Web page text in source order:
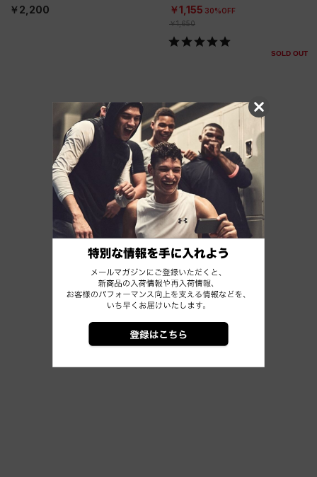
ル/KIDS）
￥2,200
フスタイル/UNISEX）
￥1,155 30%OFF
￥1,650
SOLD OUT
他のおすすめアイテム